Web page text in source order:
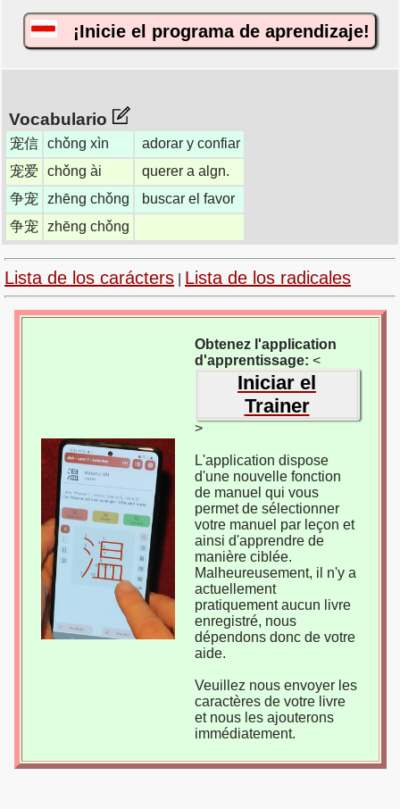
¡Inicie el programa de aprendizaje!
Vocabulario
宠信 chǒng xìn
adorar y confiar
宠爱
chǒng ài
querer a algn.
争宠 zhēng chǒng
buscar el favor
争宠 zhēng chǒng
Lista de los carácters Lista de los radicales
Obtenez l'application
d'apprentissage: <
Iniciar el
Trainer
>
L'application dispose
d'une nouvelle fonction
de manuel qui vous
permet de sélectionner
votre manuel par leçon et
ainsi d'apprendre de
manière ciblée.
Malheureusement, il n'y a
actuellement
pratiquement aucun livre
enregistré, nous
dépendons donc de votre
aide.
Veuillez nous envoyer les
caractères de votre livre
et nous les ajouterons
immédiatement.